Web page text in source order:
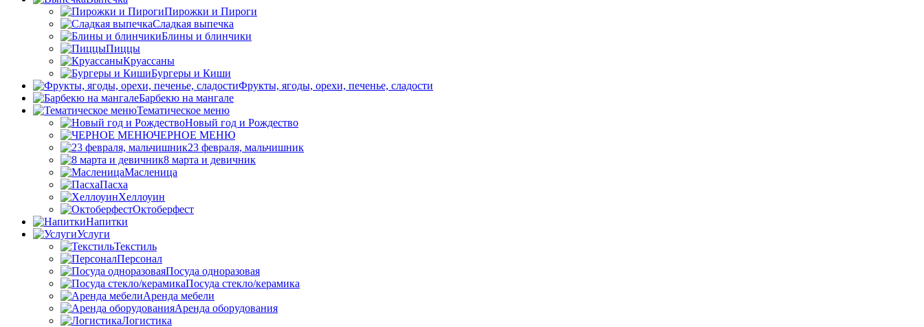
Пирожки и Пироги
Сладкая выпечка
Блины и блинчики
Пиццы
Круасcаны
Бургеры и Киши
Фрукты, ягоды, орехи, печенье, сладости
Барбекю на мангале
Тематическое меню
Новый год и Рождество
ЧЕРНОЕ МЕНЮ
23 февраля, мальчишник
8 марта и девичник
Масленица
Пасха
Хеллоуин
Октоберфест
Напитки
Услуги
Текстиль
Персонал
Посуда одноразовая
Посуда стекло/керамика
Аренда мебели
Аренда оборудования
Логистика